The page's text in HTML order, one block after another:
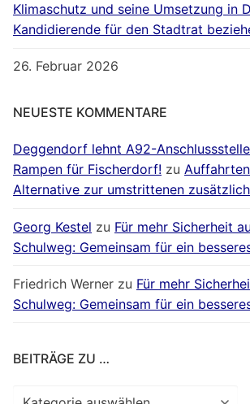
Klimaschutz und seine Umsetzung in
Kandidierende für den Stadtrat
26. Februar 2026
NEUESTE KOMMENTARE
Deggendorf lehnt A92-
Rampen für Fischerdorf! zu
Alternative zur umstrittenen
Georg Kestel zu Für mehr Sicherheit
Schulweg: Gemeinsam für ein
Friedrich Werner zu Für mehr
Schulweg: Gemeinsam für ein
BEITRÄGE ZU …
Beiträge